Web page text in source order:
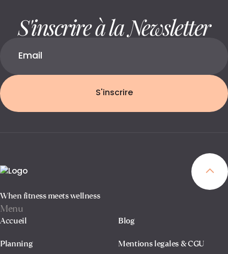
S'inscrire à la Newsletter
S'inscrire
When fitness meets wellness
Menu
Accueil
Planning
Blog
Mentions legales & CGU